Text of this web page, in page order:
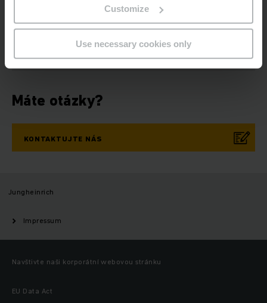
Customize
Use necessary cookies only
ZAREGISTRUJTE
Máte otázky?
KONTAKTUJTE NÁS
Jungheinrich
Impressum
Navštivte naši korporátní webovou stránku
EU Data Act